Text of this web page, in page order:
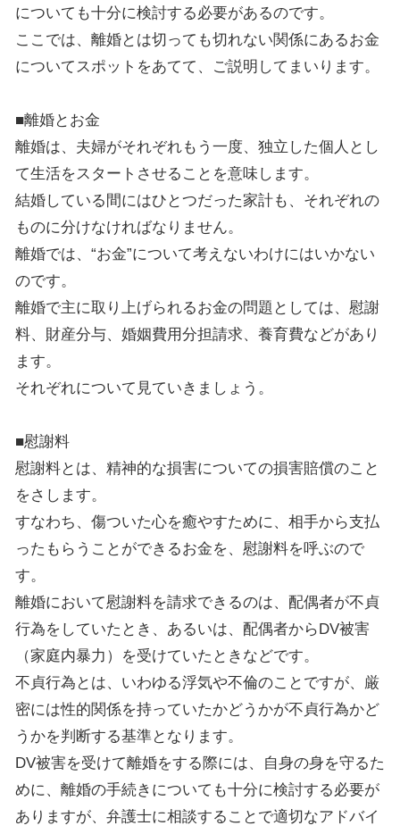
についても十分に検討する必要があるのです。
ここでは、離婚とは切っても切れない関係にあるお金
についてスポットをあてて、ご説明してまいります。
■離婚とお金
離婚は、夫婦がそれぞれもう一度、独立した個人とし
て生活をスタートさせることを意味します。
結婚している間にはひとつだった家計も、それぞれの
ものに分けなければなりません。
離婚では、“お金”について考えないわけにはいかない
のです。
離婚で主に取り上げられるお金の問題としては、慰謝
料、財産分与、婚姻費用分担請求、養育費などがあり
ます。
それぞれについて見ていきましょう。
■慰謝料
慰謝料とは、精神的な損害についての損害賠償のこと
をさします。
すなわち、傷ついた心を癒やすために、相手から支払
ったもらうことができるお金を、慰謝料を呼ぶので
す。
離婚において慰謝料を請求できるのは、配偶者が不貞
行為をしていたとき、あるいは、配偶者からDV被害
（家庭内暴力）を受けていたときなどです。
不貞行為とは、いわゆる浮気や不倫のことですが、厳
密には性的関係を持っていたかどうかが不貞行為かど
うかを判断する基準となります。
DV被害を受けて離婚をする際には、自身の身を守るた
めに、離婚の手続きについても十分に検討する必要が
ありますが、弁護士に相談することで適切なアドバイ